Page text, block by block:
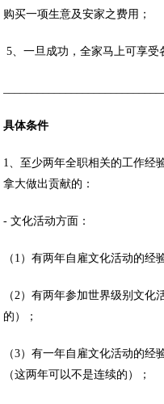
购买一项生意及安家之费用；
5、一旦成功，全家马上可享受
具体条件
1、至少两年全职相关的工作经
拿大做出贡献的：
- 文化活动方面：
（1）有两年自雇文化活动的经
（2）有两年参加世界级别文
的）；
（3）有一年自雇文化活动的
（这两年可以不是连续的）；